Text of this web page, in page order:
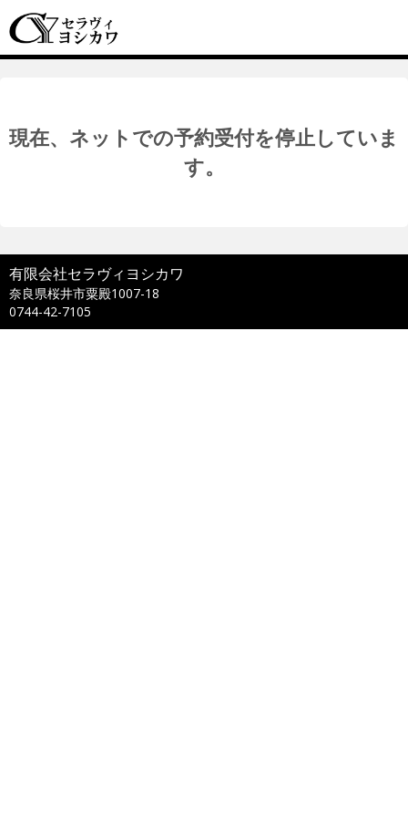
現在、ネットでの予約受付を停止していま
す。
有限会社セラヴィヨシカワ
奈良県桜井市粟殿1007-18
0744-42-7105